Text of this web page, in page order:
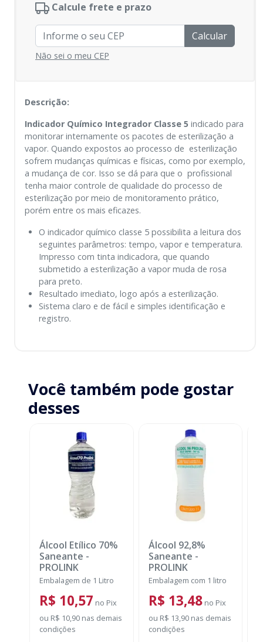
Calcule frete e prazo
Calcular
Não sei o meu CEP
Descrição:
Indicador Químico Integrador Classe 5 indicado para
monitorar internamente os pacotes de esterilização a
vapor. Quando expostos ao processo de esterilização
sofrem mudanças químicas e físicas, como por exemplo,
a mudança de cor. Isso se dá para que o profissional
tenha maior controle de qualidade do processo de
esterilização por meio de monitoramento prático,
porém entre os mais eficazes.
O indicador químico classe 5 possibilita a leitura dos
seguintes parâmetros: tempo, vapor e temperatura.
Impresso com tinta indicadora, que quando
submetido a esterilização a vapor muda de rosa
para preto.
Resultado imediato, logo após a esterilização.
Sistema claro e de fácil e simples identificação e
registro.
Você também pode gostar
desses
Álcool Etílico 70%
Saneante -
PROLINK
Embalagem de 1 Litro
R$ 10,57 no Pix
ou R$ 10,90 nas demais
condições
Álcool 92,8%
Saneante -
PROLINK
Embalagem com 1 litro
R$ 13,48 no Pix
ou R$ 13,90nas demais
condições